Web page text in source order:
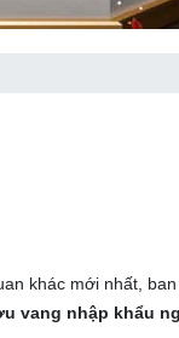
khác mới nhất,
vang nhập khẩu